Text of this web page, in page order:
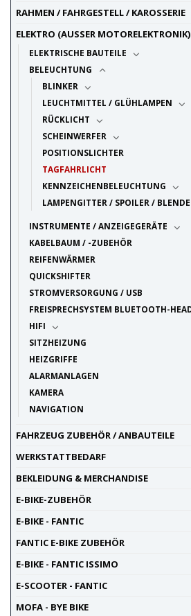
RAHMEN / FAHRGESTELL / KAROSSERIE
ELEKTRO (AUSSER MOTORELEKTRONIK)
ELEKTRISCHE BAUTEILE
BELEUCHTUNG
BLINKER
LEUCHTMITTEL / GLÜHLAMPEN
RÜCKLICHT
SCHEINWERFER
POSITIONSLICHTER
TAGFAHRLICHT
KENNZEICHENBELEUCHTUNG
LAMPENGITTER / SPOILER /
INSTRUMENTE / ANZEIGEGERÄTE
KABELBAUM / -ZUBEHÖR
REIFENWÄRMER
QUICKSHIFTER
STROMVERSORGUNG / USB
FREISPRECHSYSTEM BLUETOOTH-
HIFI
SITZHEIZUNG
HEIZGRIFFE
ALARMANLAGEN
KAMERA
NAVIGATION
FAHRZEUG ZUBEHÖR / ANBAUTEILE
WERKSTATTBEDARF
BEKLEIDUNG & MERCHANDISE
E-BIKE-ZUBEHÖR
E-BIKE - FANTIC
FANTIC E-BIKE ZUBEHÖR
E-BIKE - FANTIC ISSIMO
E-SCOOTER - FANTIC
MOFA - BYE BIKE